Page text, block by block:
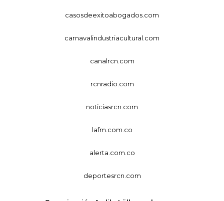
casosdeexitoabogados.com
carnavalindustriacultural.com
canalrcn.com
rcnradio.com
noticiasrcn.com
lafm.com.co
alerta.com.co
deportesrcn.com